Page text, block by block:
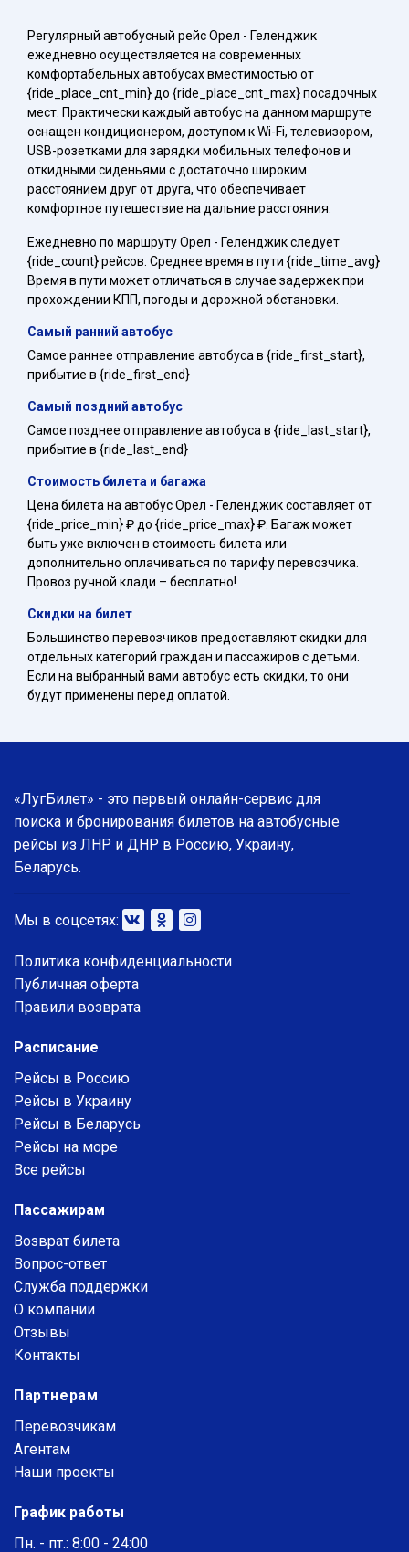
Регулярный автобусный рейс Орел - Геленджик
ежедневно осуществляется на современных
комфортабельных автобусах вместимостью от
{ride_place_cnt_min} до {ride_place_cnt_max} посадочных
мест. Практически каждый автобус на данном маршруте
оснащен кондиционером, доступом к Wi-Fi, телевизором,
USB-розетками для зарядки мобильных телефонов и
откидными сиденьями с достаточно широким
расстоянием друг от друга, что обеспечивает
комфортное путешествие на дальние расстояния.
Ежедневно по маршруту Орел - Геленджик следует
{ride_count} рейсов. Среднее время в пути {ride_time_avg}
Время в пути может отличаться в случае задержек при
прохождении КПП, погоды и дорожной обстановки.
Самый ранний автобус
Самое раннее отправление автобуса в {ride_first_start},
прибытие в {ride_first_end}
Самый поздний автобус
Самое позднее отправление автобуса в {ride_last_start},
прибытие в {ride_last_end}
Стоимость билета и багажа
Цена билета на автобус Орел - Геленджик составляет от
{ride_price_min} ₽ до {ride_price_max} ₽. Багаж может
быть уже включен в стоимость билета или
дополнительно оплачиваться по тарифу перевозчика.
Провоз ручной клади – бесплатно!
Скидки на билет
Большинство перевозчиков предоставляют скидки для
отдельных категорий граждан и пассажиров с детьми.
Если на выбранный вами автобус есть скидки, то они
будут применены перед оплатой.
«ЛугБилет» - это первый онлайн-сервис для
поиска и бронирования билетов на автобусные
рейсы из ЛНР и ДНР в Россию, Украину,
Беларусь.
Мы в соцсетях:
Политика конфиденциальности
Публичная оферта
Правили возврата
Расписание
Рейсы в Россию
Рейсы в Украину
Рейсы в Беларусь
Рейсы на море
Все рейсы
Пассажирам
Возврат билета
Вопрос-ответ
Служба поддержки
О компании
Отзывы
Контакты
Партнерам
Перевозчикам
Агентам
Наши проекты
График работы
Пн. - пт.: 8:00 - 24:00